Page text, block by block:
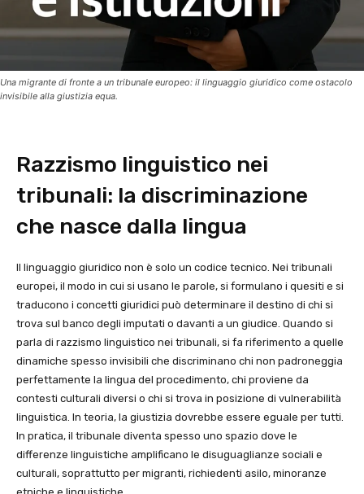
Una migrante di fronte a un tribunale europeo: il linguaggio giuridico come ostacolo
invisibile alla giustizia equa.
Razzismo linguistico nei
tribunali: la discriminazione
che nasce dalla lingua
Il linguaggio giuridico non è solo un codice tecnico. Nei tribunali
europei, il modo in cui si usano le parole, si formulano i quesiti e si
traducono i concetti giuridici può determinare il destino di chi si
trova sul banco degli imputati o davanti a un giudice. Quando si
parla di razzismo linguistico nei tribunali, si fa riferimento a quelle
dinamiche spesso invisibili che discriminano chi non padroneggia
perfettamente la lingua del procedimento, chi proviene da
contesti culturali diversi o chi si trova in posizione di vulnerabilità
linguistica. In teoria, la giustizia dovrebbe essere eguale per tutti.
In pratica, il tribunale diventa spesso uno spazio dove le
differenze linguistiche amplificano le disuguaglianze sociali e
culturali, soprattutto per migranti, richiedenti asilo, minoranze